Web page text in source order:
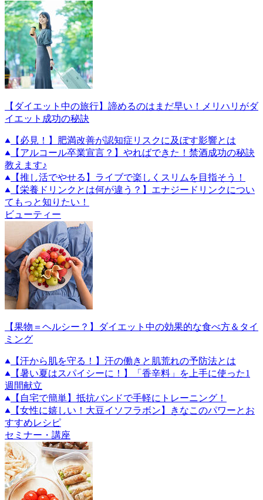
【ダイエット中の旅行】諦めるのはまだ早い！メリハリがダ
イエット成功の秘訣
【必見！】肥満改善が認知症リスクに及ぼす影響とは
【アルコール卒業宣言？】やればできた！禁酒成功の秘訣
教えます♪
【推し活でやせる】ライブで楽しくスリムを目指そう！
【栄養ドリンクとは何が違う？】エナジードリンクについ
てもっと知りたい！
ビューティー
【果物＝ヘルシー？】ダイエット中の効果的な食べ方＆タイ
ミング
【汗から肌を守る！】汗の働きと肌荒れの予防法とは
【暑い夏はスパイシーに！】「香辛料」を上手に使った1
週間献立
【自宅で簡単】抵抗バンドで手軽にトレーニング！
【女性に嬉しい！大豆イソフラボン】きなこのパワーとお
すすめレシピ
セミナー・講座